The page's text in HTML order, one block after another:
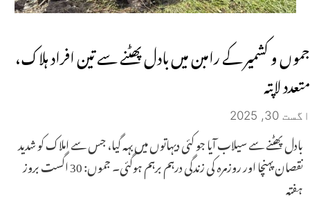
جموں و کشمیر کے رامبن میں بادل پھٹنے سے تین افراد ہلاک،
متعدد لاپتہ
اگست 30, 2025
بادل پھٹنے سے سیلاب آیا جو کئی دیہاتوں میں بہہ گیا، جس سے املاک کو شدید
نقصان پہنچا اور روزمرہ کی زندگی درہم برہم ہوگئی۔ جموں: 30 اگست بروز
ہفتہ